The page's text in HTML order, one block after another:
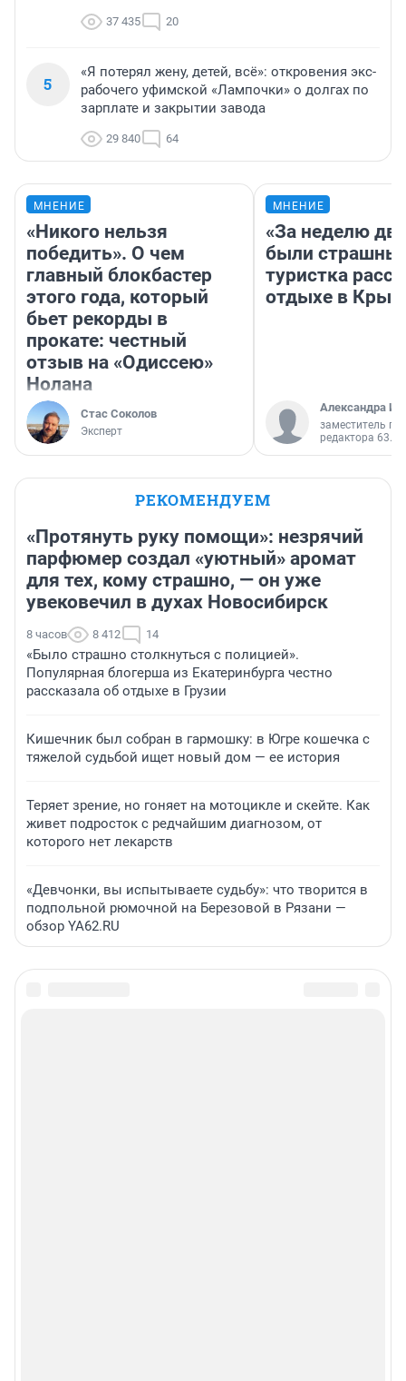
37 435 20
5
«Я потерял жену, детей, всё»: откровения экс-
рабочего уфимской «Лампочки» о долгах по
зарплате и закрытии завода
29 840 64
МНЕНИЕ
«Никого нельзя
победить». О чем
главный блокбастер
этого года, который
бьет рекорды в
прокате: честный
отзыв на «Одиссею»
Нолана
Стас Соколов
Эксперт
МНЕНИЕ
«За неделю
были
туристка
отдыхе в
Александра
заместитель
редактора 63.RU
РЕКОМЕНДУЕМ
«Протянуть руку помощи»: незрячий
парфюмер создал «уютный» аромат
для тех, кому страшно, — он уже
увековечил в духах Новосибирск
8 часов 8 412 14
«Было страшно столкнуться с полицией».
Популярная блогерша из Екатеринбурга честно
рассказала об отдыхе в Грузии
Кишечник был собран в гармошку: в Югре кошечка с
тяжелой судьбой ищет новый дом — ее история
Теряет зрение, но гоняет на мотоцикле и скейте. Как
живет подросток с редчайшим диагнозом, от
которого нет лекарств
«Девчонки, вы испытываете судьбу»: что творится в
подпольной рюмочной на Березовой в Рязани —
обзор YA62.RU